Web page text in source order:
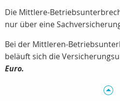
Die Mittlere-
nur über eine
Bei der Mittleren-
beläuft sich die
Euro.